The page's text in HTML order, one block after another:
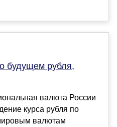
будущем рубля,
валюта России
курса рубля по
валютам